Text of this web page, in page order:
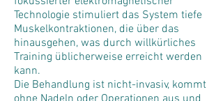
Technologie stimuliert das System tiefe
Muskelkontraktionen, die über das
hinausgehen, was durch willkürliches
Training üblicherweise erreicht werden
kann.
Die Behandlung ist nicht-invasiv, kommt